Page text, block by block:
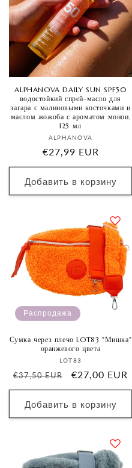
ALPHANOVA DAILY SUN SPF50
водостойкий спрей-масло для
загара с малиновыми косточками и
маслом жожоба с ароматом монои,
125 мл
Продавец:
ALPHANOVA
Обычная
цена
€27,99 EUR
Добавить в корзину
Распродажа
Сумка через плечо LOT83 "Мишка"
оранжевого цвета
Продавец:
LOT83
Обычная
цена
€37,50 EUR
Цена
со
скидкой
€27,00 EUR
Добавить в корзину